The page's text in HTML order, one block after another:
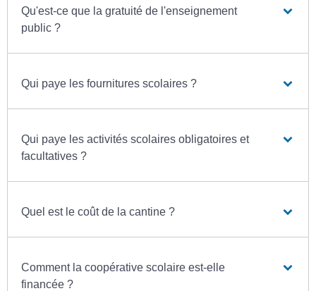
Qu'est-ce que la gratuité de l'enseignement
public ?
Qui paye les fournitures scolaires ?
Qui paye les activités scolaires obligatoires et
facultatives ?
Quel est le coût de la cantine ?
Comment la coopérative scolaire est-elle
financée ?